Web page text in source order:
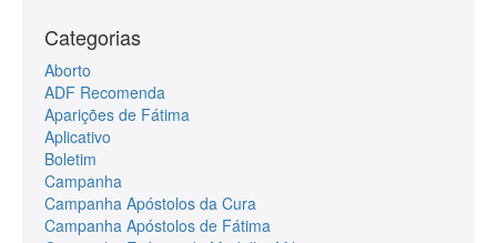
Categorias
Aborto
ADF Recomenda
Aparições de Fátima
Aplicativo
Boletim
Campanha
Campanha Apóstolos da Cura
Campanha Apóstolos de Fátima